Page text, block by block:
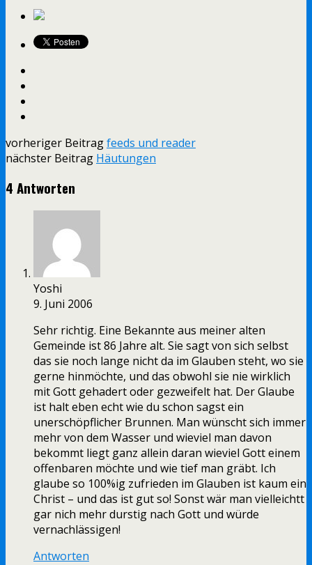
vorheriger Beitragfeeds und reader
nächster Beitrag Häutungen
4 Antworten
Yoshi
9. Juni 2006
Sehr richtig. Eine Bekannte aus meiner alten
Gemeinde ist 86 Jahre alt. Sie sagt von sich selbst
das sie noch lange nicht da im Glauben steht, wo sie
gerne hinmöchte, und das obwohl sie nie wirklich
mit Gott gehadert oder gezweifelt hat. Der Glaube
ist halt eben echt wie du schon sagst ein
unerschöpflicher Brunnen. Man wünscht sich immer
mehr von dem Wasser und wieviel man davon
bekommt liegt ganz allein daran wieviel Gott einem
offenbaren möchte und wie tief man gräbt. Ich
glaube so 100%ig zufrieden im Glauben ist kaum ein
Christ – und das ist gut so! Sonst wär man vielleichtt
gar nich mehr durstig nach Gott und würde
vernachlässigen!
Antworten